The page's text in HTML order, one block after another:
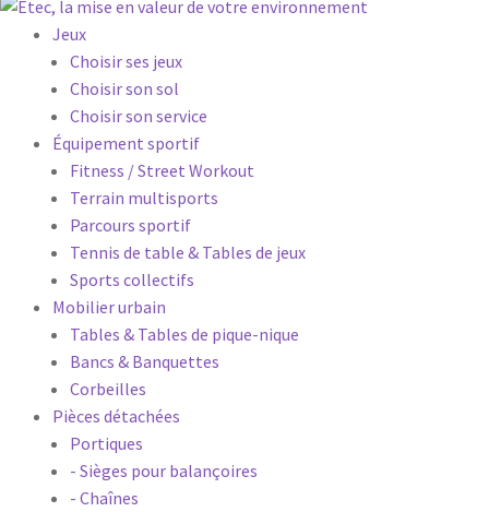
Jeux
Choisir ses jeux
Choisir son sol
Choisir son service
Équipement sportif
Fitness / Street Workout
Terrain multisports
Parcours sportif
Tennis de table & Tables de jeux
Sports collectifs
Mobilier urbain
Tables & Tables de pique-nique
Bancs & Banquettes
Corbeilles
Pièces détachées
Portiques
- Sièges pour balançoires
- Chaînes